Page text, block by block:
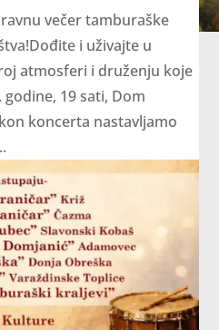
večer tamburaške
i uživajte u
atmosferi i druženju koje
godine, 19 sati, Dom
koncerta nastavljamo